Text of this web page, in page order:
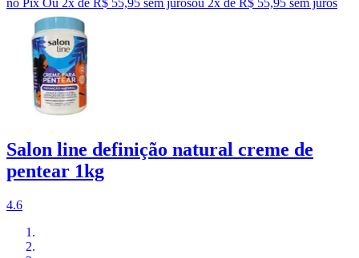
no Pix Ou 2x de R$ 55,95 sem jurosou 2x de R$ 55,95 sem juros
Salon line definição natural creme de
pentear 1kg
4.6